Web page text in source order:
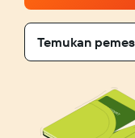
Temukan